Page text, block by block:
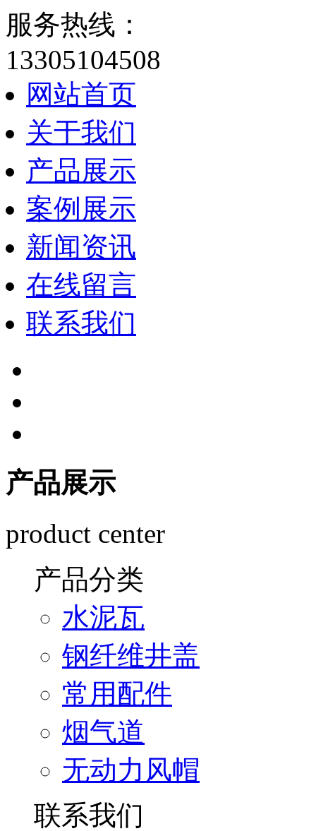
服务热线：
13305104508
网站首页
关于我们
产品展示
案例展示
新闻资讯
在线留言
联系我们
产品展示
product center
产品分类
水泥瓦
钢纤维井盖
常用配件
烟气道
无动力风帽
联系我们